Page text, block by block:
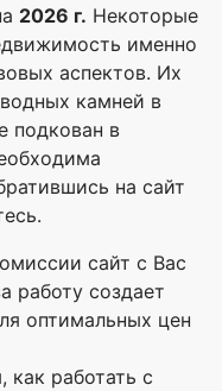
2026 г. Некоторые
именно
аспектов. Их
камней в
подкован в
на сайт
сайт с Вас
работу создает
оптимальных цен
как работать с